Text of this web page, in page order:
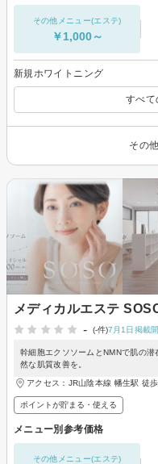
その他メニュー(エステ)
￥1,000～
新規ホワイトニング
すべて
その
メディカルエステ
-
(-件)7月1日掲載
幹細胞エクソソームとNMNで肌の
然な肌質改善を。
アクセス：JR山陰本線 幡生駅 徒
ポイントが貯まる・使える
メニュー別参考価格
その他メニュー(エステ)